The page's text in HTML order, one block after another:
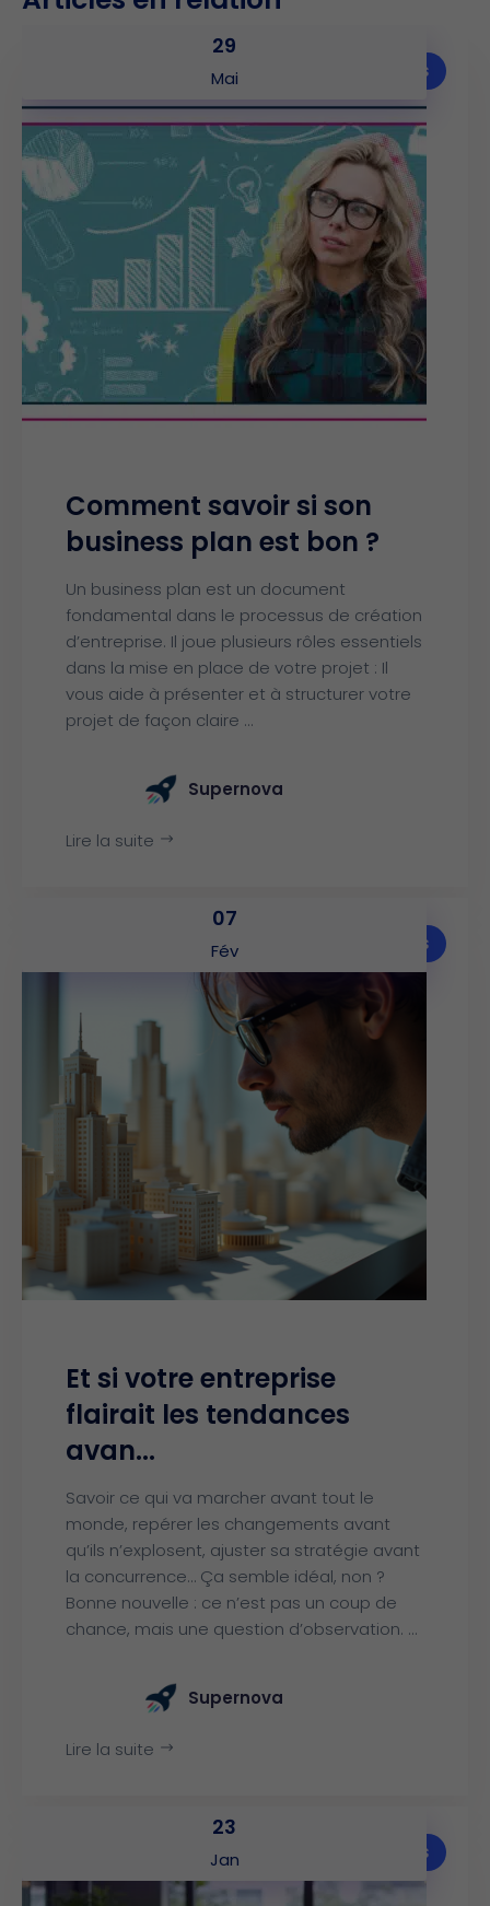
29
Mai Articles
Comment savoir si son
business plan est bon ?
Un business plan est un document
fondamental dans le processus de création
d’entreprise. Il joue plusieurs rôles essentiels
dans la mise en place de votre projet : Il
vous aide à présenter et à structurer votre
projet de façon claire ...
Supernova
Lire la suite
07
Fév Articles
Et si votre entreprise
flairait les tendances
avan...
Savoir ce qui va marcher avant tout le
monde, repérer les changements avant
qu’ils n’explosent, ajuster sa stratégie avant
la concurrence… Ça semble idéal, non ?
Bonne nouvelle : ce n’est pas un coup de
chance, mais une question d’observation. ...
Supernova
Lire la suite
23
Jan Articles